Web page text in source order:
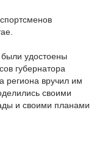
удостоены
губернатора
региона вручил им
своими
и своими планами